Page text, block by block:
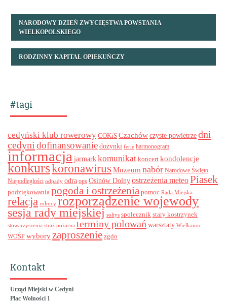
NARODOWY DZIEŃ ZWYCIĘSTWA POWSTANIA
WIELKOPOLSKIEGO
RODZINNY KAPITAŁ OPIEKUŃCZY
#tagi
cedyński klub rowerowy COKiS Czachówczyste powietrzedni
cedyni dofinansowanie dożynki ferie harmonogram
informacja jarmark komunikat koncert kondolencje
konkurskoronawirus Muzeum nabór Narodowe Święto
Niepodległości odpady odra ops Osinów Dolnyostrzeżenia meteoPiasek
podziękowania pogoda i ostrzeżenia pomoc Rada Miejska
relacja rolnicy rozporządzenie wojewody
sesja rady miejskiej sołtys społecznik stary kostrzynek
stowarzyszenia straż pożarna terminy polowań warsztaty Wielkanoc
WOŚP wybory zaproszenie zgdo
Kontakt
Urząd Miejski w Cedyni
Plac Wolności 1